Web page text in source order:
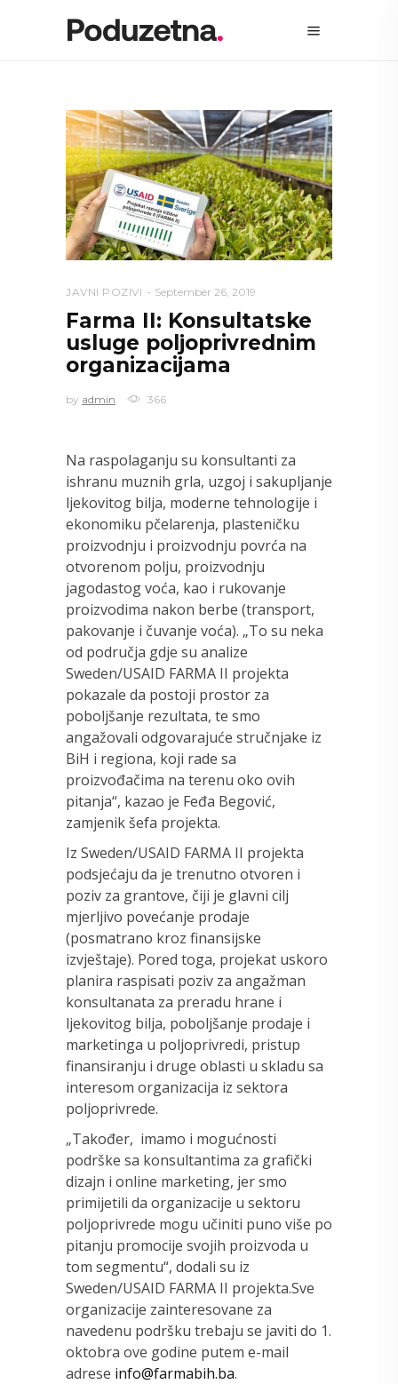
JAVNI POZIVI September 26, 2019
Farma II: Konsultatske
usluge poljoprivrednim
organizacijama
by admin 366
Na raspolaganju su konsultanti za
ishranu muznih grla, uzgoj i sakupljanje
ljekovitog bilja, moderne tehnologije i
ekonomiku pčelarenja, plasteničku
proizvodnju i proizvodnju povrća na
otvorenom polju, proizvodnju
jagodastog voća, kao i rukovanje
proizvodima nakon berbe (transport,
pakovanje i čuvanje voća). „To su neka
od područja gdje su analize
Sweden/USAID FARMA II projekta
pokazale da postoji prostor za
poboljšanje rezultata, te smo
angažovali odgovarajuće stručnjake iz
BiH i regiona, koji rade sa
proizvođačima na terenu oko ovih
pitanja“, kazao je Feđa Begović,
zamjenik šefa projekta.
Iz Sweden/USAID FARMA II projekta
podsjećaju da je trenutno otvoren i
poziv za grantove, čiji je glavni cilj
mjerljivo povećanje prodaje
(posmatrano kroz finansijske
izvještaje). Pored toga, projekat uskoro
planira raspisati poziv za angažman
konsultanata za preradu hrane i
ljekovitog bilja, poboljšanje prodaje i
marketinga u poljoprivredi, pristup
finansiranju i druge oblasti u skladu sa
interesom organizacija iz sektora
poljoprivrede.
„Također, imamo i mogućnosti
podrške sa konsultantima za grafički
dizajn i online marketing, jer smo
primijetili da organizacije u sektoru
poljoprivrede mogu učiniti puno više po
pitanju promocije svojih proizvoda u
tom segmentu“, dodali su iz
Sweden/USAID FARMA II projekta.Sve
organizacije zainteresovane za
navedenu podršku trebaju se javiti do 1.
oktobra ove godine putem e-mail
adrese info@farmabih.ba.